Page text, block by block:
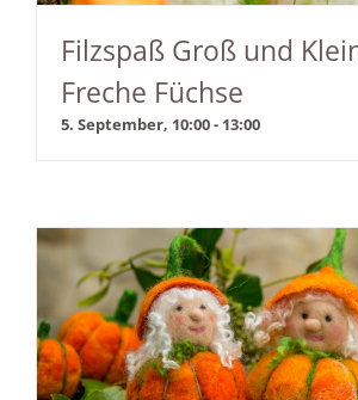
Filzspaß Groß und
Freche Füchse
5. September, 10:00- 13:00